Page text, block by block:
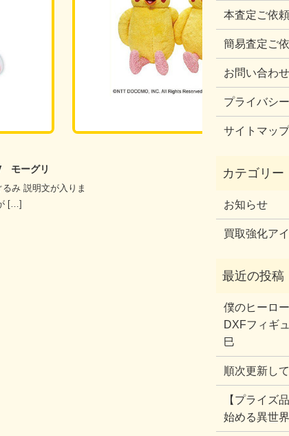
2種セット
ト 説明文が入りま
す。 […]
本査定ご依
簡易査定ご
お問い合わせ
プライバシ
サイトマッ
お知らせ
買取強化ア
僕のヒーロ
DXFフィギ
巳
順次更新し
【プライズ
始める異世